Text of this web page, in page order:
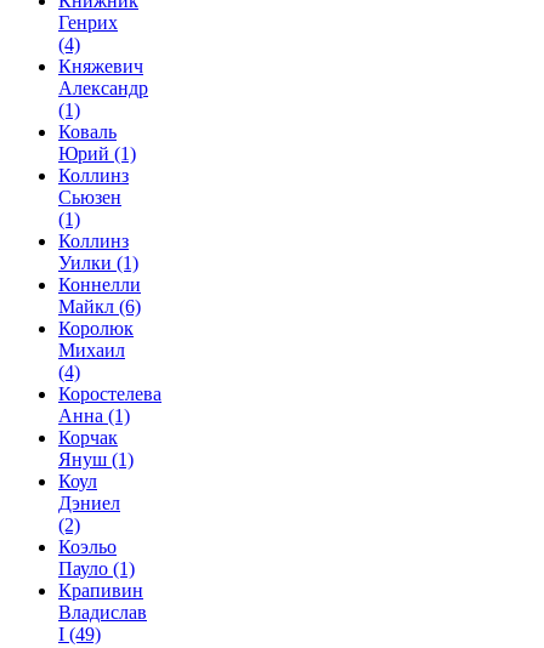
Генрих
(4)
Княжевич
Александр
(1)
Коваль
Юрий (1)
Коллинз
Сьюзен
(1)
Коллинз
Уилки (1)
Коннелли
Майкл (6)
Королюк
Михаил
(4)
Коростелева
Анна (1)
Корчак
Януш (1)
Коул
Дэниел
(2)
Коэльо
Пауло (1)
Крапивин
Владислав
I (49)